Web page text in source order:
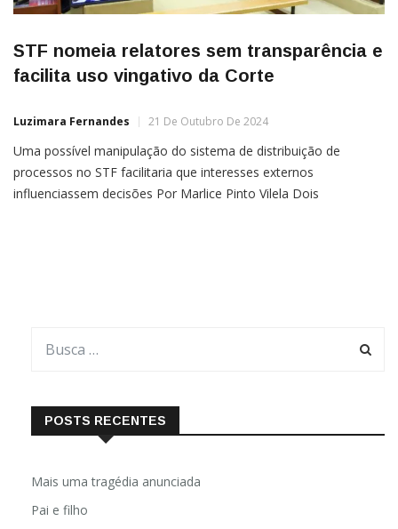
STF nomeia relatores sem transparência e
facilita uso vingativo da Corte
Luzimara Fernandes 21 De Outubro De 2024
Uma possível manipulação do sistema de distribuição de
processos no STF facilitaria que interesses externos
influenciassem decisões Por Marlice Pinto Vilela Dois
POSTS RECENTES
Mais uma tragédia anunciada
Pai e filho